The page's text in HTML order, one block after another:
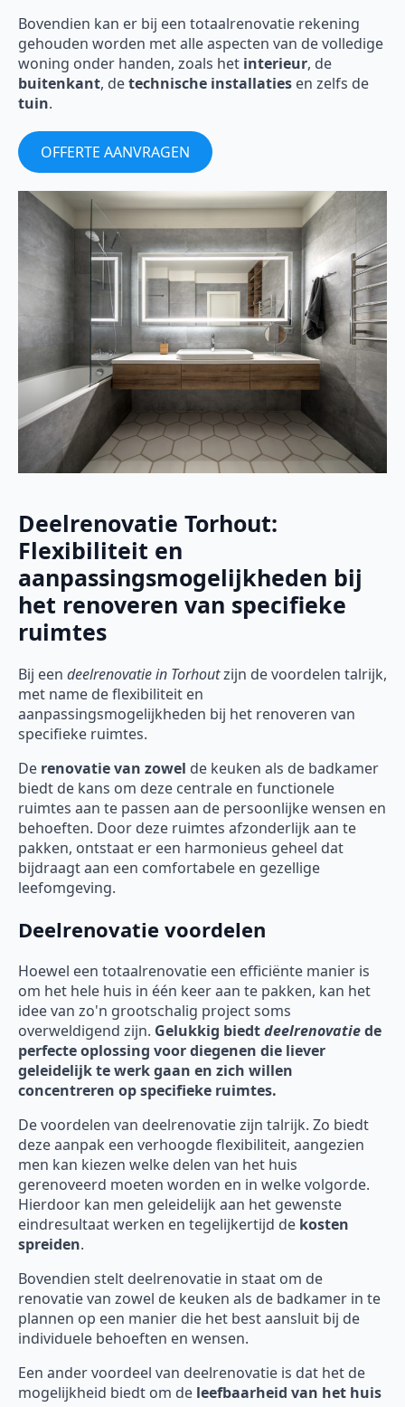
Bovendien kan er bij een totaalrenovatie rekening
gehouden worden met alle aspecten van de volledige
woning onder handen, zoals het interieur, de
buitenkant, detechnische installaties en zelfs de
tuin.
OFFERTE AANVRAGEN
Deelrenovatie Torhout:
Flexibiliteit en
aanpassingsmogelijkheden bij
het renoveren van specifieke
ruimtes
Bij een deelrenovatiein Torhoutzijn de voordelen talrijk,
met name de flexibiliteit en
aanpassingsmogelijkheden bij het renoveren van
specifieke ruimtes.
De renovatie van zowel de keuken als de badkamer
biedt de kans om deze centrale en functionele
ruimtes aan te passen aan de persoonlijke wensen en
behoeften. Door deze ruimtes afzonderlijk aan te
pakken, ontstaat er een harmonieus geheel dat
bijdraagt aan een comfortabele en gezellige
leefomgeving.
Deelrenovatie voordelen
Hoewel een totaalrenovatie een efficiënte manier is
om het hele huis in één keer aan te pakken, kan het
idee van zo'n grootschalig project soms
overweldigend zijn. Gelukkig biedtdeelrenovatiede
perfecte oplossing voor diegenen die liever
geleidelijk te werk gaan en zich willen
concentreren op specifieke ruimtes.
De voordelen van deelrenovatie zijn talrijk. Zo biedt
deze aanpak een verhoogde flexibiliteit, aangezien
men kan kiezen welke delen van het huis
gerenoveerd moeten worden en in welke volgorde.
Hierdoor kan men geleidelijk aan het gewenste
eindresultaat werken en tegelijkertijd de kosten
spreiden.
Bovendien stelt deelrenovatie in staat om de
renovatie van zowel de keuken als de badkamer in te
plannen op een manier die het best aansluit bij de
individuele behoeften en wensen.
Een ander voordeel van deelrenovatie is dat het de
mogelijkheid biedt om de leefbaarheid van het huis